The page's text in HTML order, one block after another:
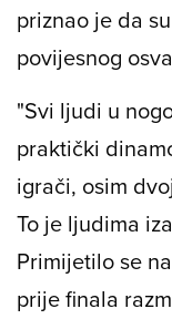
priznao je da
povijesnog
"Svi ljudi u
praktički
igrači, osim
To je ljudima
Primijetilo se
prije finala